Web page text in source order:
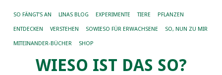
SO FÄNGT’S AN LINAS BLOG EXPERIMENTE TIERE PFLANZEN
ENTDECKEN VERSTEHEN SOWIESO FÜR ERWACHSENE SO, NUN ZU MIR
MITEINANDER-BÜCHER SHOP
WIESO IST DAS SO?